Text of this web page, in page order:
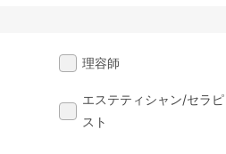
理容師
エステティシャン/セラピ
スト